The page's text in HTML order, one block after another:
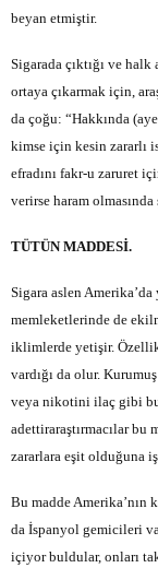
beyan etmiştir.
Sigarada çıktığı ve
ortaya çıkarmak için,
da çoğu: “Hakkında
kimse için kesin zararlı
efradını fakr-u zaruret
verirse haram
TÜTÜN MADDESİ.
Sigara aslen
memleketlerinde de
iklimlerde yetişir.
vardığı da olur.
veya nikotini ilaç gibi
adettiraraştırmacılar
zararlara eşit olduğuna
Bu madde Amerika’nın
da İspanyol gemicileri
içiyor buldular, onları